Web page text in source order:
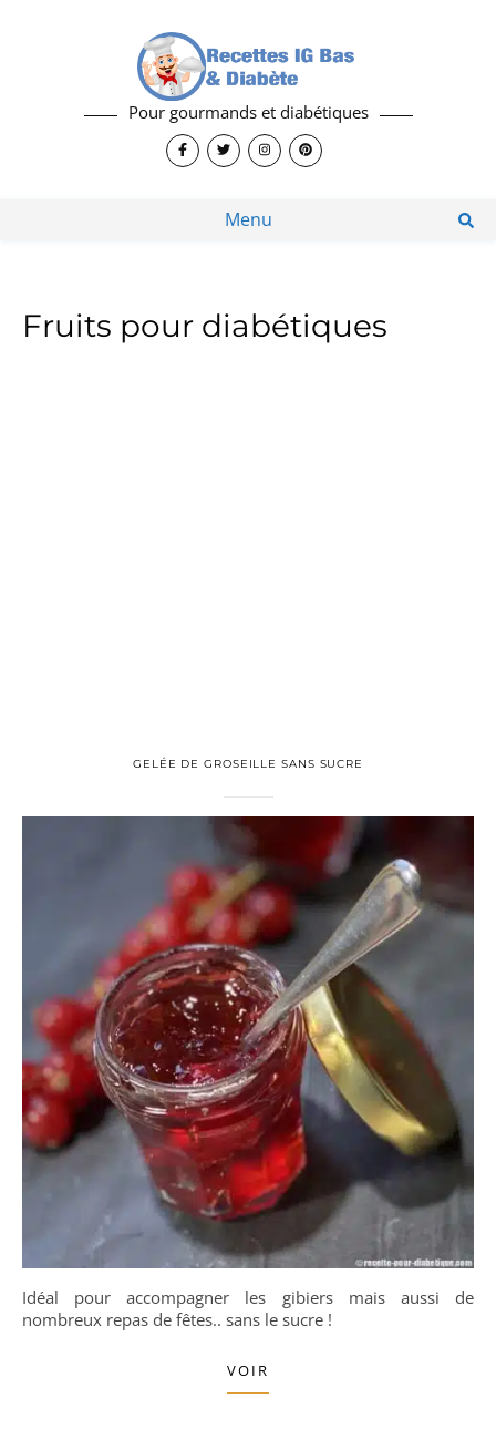
Pour gourmands et diabétiques
Menu
Fruits pour diabétiques
GELÉE DE GROSEILLE SANS SUCRE
Idéal pour accompagner les gibiers mais aussi de
nombreux repas de fêtes.. sans le sucre !
VOIR